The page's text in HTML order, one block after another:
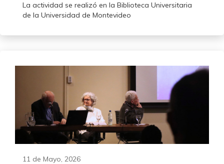
La actividad se realizó en la Biblioteca Universitaria
de la Universidad de Montevideo
11 de Mayo, 2026